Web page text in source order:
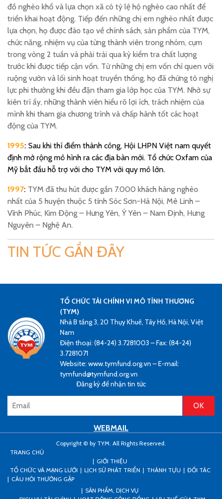
đồ nghèo khổ và lựa chọn xã có tỷ lệ hộ nghèo cao nhất để
triển khai hoạt động. Tiếp đến những chị em nghèo nhất được
lựa chọn, họ được đào tạo về chính sách, sản phẩm của TYM,
chức năng, nhiệm vụ của từng thành viên trong nhóm, cụm
trong vòng 2 tuần và phải trải qua kỳ kiểm tra chất lượng
trước khi được tiếp cận vốn. Từ những chị em vốn chỉ quen với
ruộng vườn và lối sinh hoạt truyền thống, họ đã chứng tỏ nghị
lực phi thường khi đều đặn tham gia lớp học của TYM. Nhờ sự
kiên trì ấy, những thành viên hiểu rõ lợi ích, trách nhiệm của
mình khi tham gia chương trình và chấp hành tốt các hoạt
động của TYM.
1995: Sau khi thí điểm thành công, Hội LHPN Việt nam quyết
định mở rộng mô hình ra các địa bàn mới. Tổ chức Oxfam của
Mỹ bắt đầu hỗ trợ với cho TYM với quy mô lớn.
1997: TYM đã thu hút được gần 7.000 khách hàng nghèo
nhất của 5 huyện thuộc 5 tỉnh Sóc Sơn-Hà Nội, Mê Linh –
Vĩnh Phúc, Kim Động – Hưng Yên, Ý Yên – Nam Định, Hưng
Nguyên – Nghệ An.
TIN TỨC GẦN ĐÂY
TỔ CHỨC TÀI CHÍNH VI MÔ TÌNH THƯƠNG
(TYM)
Nhà B tầng 3, 20 Thụy Khuê, Tây Hồ, Hà Nội, Việt
Nam
Điện thoại: (84-24) 3.7281003 – Fax: (84-24)
3.7281071
Website: www.tymfund.org.vn – E-mail:
tymfund@tymfund.org.vn
Đăng ký để nhận tin tức
WEBMAIL
Copyright © by TYM. All Rights Reserved.
TRANG CHỦ
GIỚI THIỆU
TỔ CHỨC VÀ MẠNG LƯỚI
LỊCH SỬ PHÁT TRIỂN THÀNH TỰU
ĐỐI TÁC
CÂU HỎI THƯỜNG GẶP
SẢN PHẨM, DỊCH VỤ